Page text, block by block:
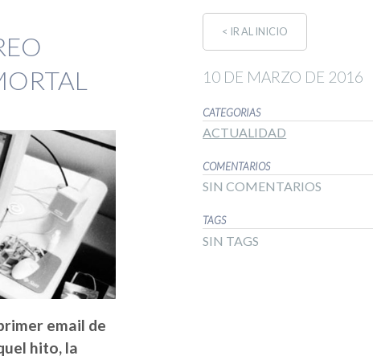
email de
hito, la
< IR AL INICIO
10 DE MARZO DE 2016
CATEGORIAS
ACTUALIDAD
COMENTARIOS
SIN COMENTARIOS
TAGS
SIN TAGS